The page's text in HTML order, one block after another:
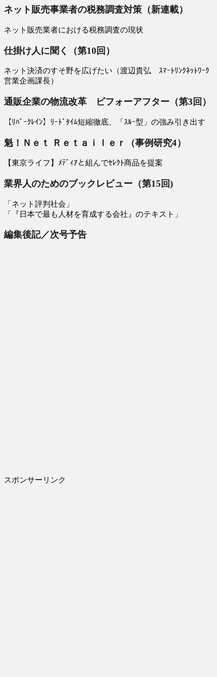
ネット販売事業者の税務調査対策（新連載）
ネット販売業者における税務調査の現状
仕掛け人に聞く（第10回）
ネット決済のすそ野を広げたい（渡辺貴弘 ｽﾏｰﾄﾘﾝｸﾈｯﾄﾜｰｸ
営業企画課長）
通販企業の物流改革 ビフォーアフター（第3回）
【ﾘﾊﾞｰｸﾚｲﾝ】ﾘｰﾄﾞﾀｲﾑ短縮徹底、「ｽﾙｰ型」の強み引き出す
魁！Ｎｅｔ Ｒｅｔａｉｌｅｒ（事例研究4）
【東京ライフ】ﾒﾃﾞｨｱと組んでｾﾚｸﾄ商品を提案
業界人のためのブックレビュー（第15回)
「ネット評判社会」
「『日本で最も人材を育成する会社』のテキスト」
編集後記／次号予告
スポンサーリンク